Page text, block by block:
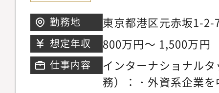
赴任期間満了による
外メンバーファーム
役員・従業員に対し
賞与の支払いを行っ
主の源泉徴収義務を
トラブルシューティ
に、時間の使い方や
います。1月から3月
月から12月までは閑
験合格に向けた勉強
勤務地 東京都港区元赤坂1-
想定年収 800万円～ 1,500万円
仕事内容
インターナショナル
務）：・外資系企業